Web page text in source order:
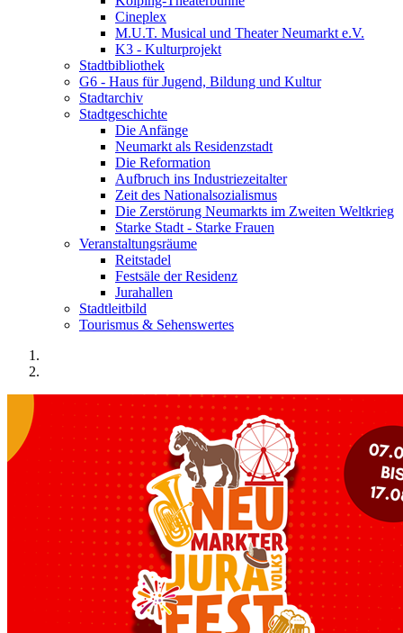
Cineplex
M.U.T. Musical und Theater Neumarkt e.V.
K3 - Kulturprojekt
Stadtbibliothek
G6 - Haus für Jugend, Bildung und Kultur
Stadtarchiv
Stadtgeschichte
Die Anfänge
Neumarkt als Residenzstadt
Die Reformation
Aufbruch ins Industriezeitalter
Zeit des Nationalsozialismus
Die Zerstörung Neumarkts im Zweiten Weltkrieg
Starke Stadt - Starke Frauen
Veranstaltungsräume
Reitstadel
Festsäle der Residenz
Jurahallen
Stadtleitbild
Tourismus & Sehenswertes